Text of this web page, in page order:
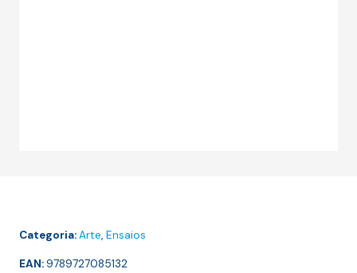
Categoria:Arte, Ensaios
EAN:9789727085132